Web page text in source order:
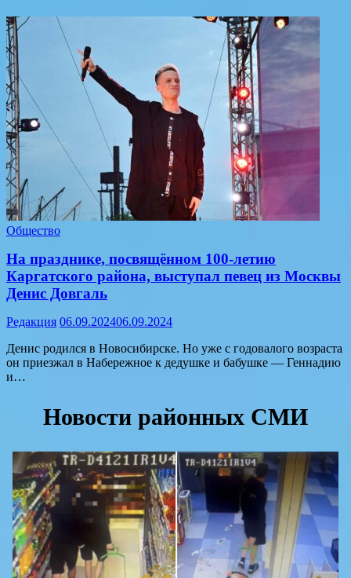
Общество
На празднике, посвящённом 100-летию
Каргатского района, выступал певец из Москвы
Денис Довгаль
Редакция 06.09.202406.09.2024
Денис родился в Новосибирске. Но уже с годовалого возраста
он приезжал в Набережное к дедушке и бабушке — Геннадию
и…